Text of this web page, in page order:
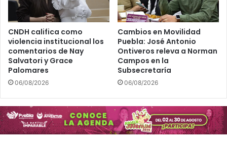
CNDH califica como
violencia institucional los
comentarios de Nay
Salvatori y Grace
Palomares
06/08/2026
Cambios en Movilidad
Puebla: José Antonio
Ontiveros releva a Norman
Campos en la
Subsecretaría
06/08/2026